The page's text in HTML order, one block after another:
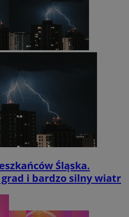
Śląska.
i bardzo silny wiatr